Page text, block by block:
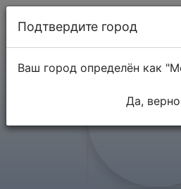
Подтвердите город
Ваш город определён как
Да, верно